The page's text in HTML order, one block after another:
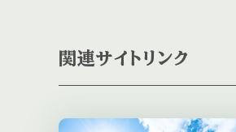
関連サイトリンク